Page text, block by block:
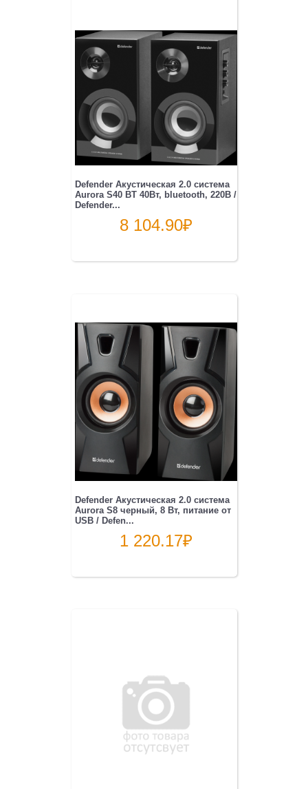
Defender Акустическая 2.0 система
Aurora S40 BT 40Вт, bluetooth, 220В /
Defender...
8 104.90₽
Defender Акустическая 2.0 система
Aurora S8 черный, 8 Вт, питание от
USB / Defen...
1 220.17₽